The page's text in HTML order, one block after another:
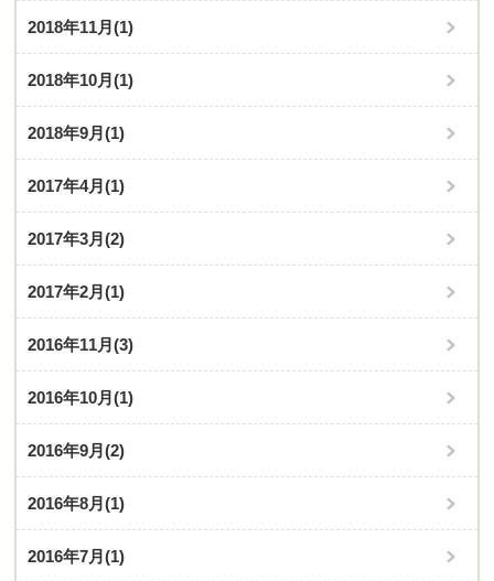
2018年11月(1)
2018年10月(1)
2018年9月(1)
2017年4月(1)
2017年3月(2)
2017年2月(1)
2016年11月(3)
2016年10月(1)
2016年9月(2)
2016年8月(1)
2016年7月(1)